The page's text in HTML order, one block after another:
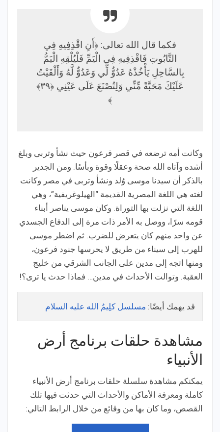
فكما قال الله تعالى: ﴿أَنِ اقْذِفِيهِ فِي
التَّابُوتِ فَاقْذِفِيهِ فِي الْيَمِّ فَلْيُلْقِهِ الْيَمُّ
بِالسَّاحِلِ يَأْخُذْهُ عَدُوٌّ لِّي وَعَدُوٌّ لَّهُ وَأَلْقَيْتُ
عَلَيْكَ مَحَبَّةً مِّنِّي وَلِتُصْنَعَ عَلَى عَيْنِي ﴿٣٩﴾
﴾
وكانت أمه ترضعه في قصر فرعون حيث نشأ وتربى وبلغ
أشده وآتاه الله صحة وعقلًا وقوة وبأسًا. ومن الجدير
بالذكر أن سيدنا موسى وُلد ونشأ وتربى في مصر وكانت
لغته هي اللغة المصرية القديمة “الهيلوغريفية”، وهي
اللغة التي نزلت بها التوراة. وكان موسى يناصر أبناء
قومه سرًا، ووصل به الأمر ذات مرة إلى الدفاع الجسدي
عن واحد منهم كان يتعرض للضرب. ثم اضطر موسى
للهرب إلى سيناء من طريق لا يحرسها جنود فرعون،
ومنها اتجه إلى مدين على الجانب الشرقي من خليج
العقبة. وتوالت الأحداث في مدين… فماذا حدث يا ترى؟!
قد يهمك أيضًا: مسلسل كلِيمُ الله عليه السلام
مشاهدة حلقات برنامج أرض
الأنبياء
يمكنكم مشاهدة سلسلة حلقات برنامج أرض الأنبياء
كاملة ومعرفة الأماكن والأحداث التي حدثت فيها تلك
القصص، وما كان بها من وقائع من خلال الرابط التالي: